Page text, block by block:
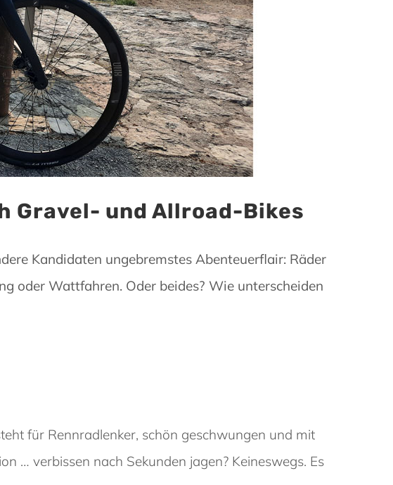
Gravel- und Allroad-Bikes
Kandidaten ungebremstes Abenteuerflair: Räder
oder Wattfahren. Oder beides? Wie unterscheiden
für Rennradlenker, schön geschwungen und mit
… verbissen nach Sekunden jagen? Keineswegs. Es